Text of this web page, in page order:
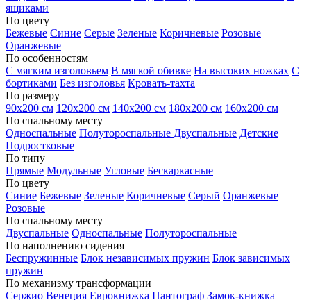
ящиками
По цвету
Бежевые Синие Серые Зеленые Коричневые Розовые
Оранжевые
По особенностям
С мягким изголовьем В мягкой обивке На высоких ножках С
бортиками Без изголовья Кровать-тахта
По размеру
90х200 см 120х200 см 140х200 см 180х200 см 160х200 см
По спальному месту
Односпальные Полутороспальные Двуспальные Детские
Подростковые
По типу
Прямые Модульные Угловые Бескаркасные
По цвету
Синие Бежевые Зеленые Коричневые Серый Оранжевые
Розовые
По спальному месту
Двуспальные Односпальные Полутороспальные
По наполнению сидения
Беспружинные Блок независимых пружин Блок зависимых
пружин
По механизму трансформации
Сержио Венеция Еврокнижка Пантограф Замок-книжка